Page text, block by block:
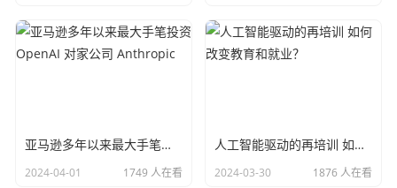
亚马逊多年以来最大手笔投资 OpenAI 对家公司 Anthropic
2024-04-01 1749 人在看
人工智能驱动的再培训 如何改变教育和就业？
2024-03-30 1876 人在看